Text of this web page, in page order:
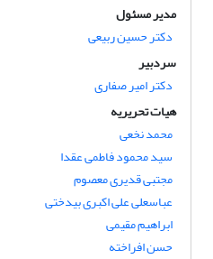
مدیر مسئول
دکتر حسین ربیعی
سردبیر
دکتر امیر صفاری
هیات تحریریه
محمد نخعی
سید محمود فاطمی عقدا
مجتبی قدیری معصوم
عباسعلی علی اکبری بیدختی
ابراهیم مقیمی
حسن افراخته